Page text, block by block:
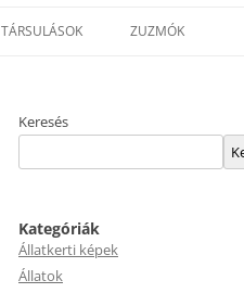
TÁRSULÁSOK ZUZMÓK
Keresés
Kategóriák
Állatkerti képek
Állatok